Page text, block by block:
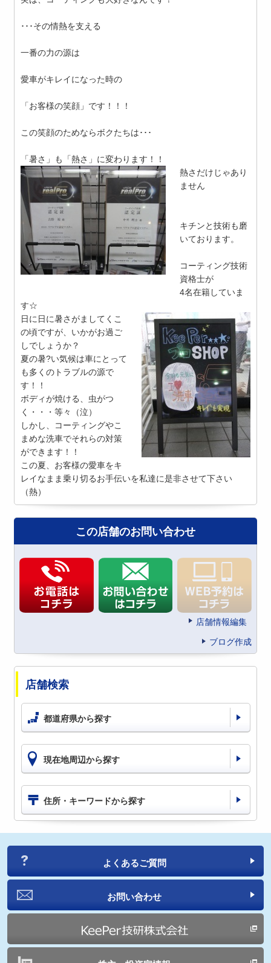
･･･その情熱を支える
一番の力の源は
愛車がキレイになった時の
「お客様の笑顔」です！！！
この笑顔のためならボクたちは･･･
「暑さ」も「熱さ」に変わります！！
熱さだけじゃあり
ません
キチンと技術も磨
いております。
コーティング技術
資格士が
4名在籍していま
す☆
日に日に暑さがましてくこ
の頃ですが、いかがお過ご
しでしょうか？
夏の暑?い気候は車にとって
も多くのトラブルの源で
す！！
ボディが焼ける、虫がつ
く・・・等々（泣）
しかし、コーティングやこ
まめな洗車でそれらの対策
ができます！！
この夏、お客様の愛車をキ
レイなまま乗り切るお手伝いを私達に是非させて下さい
（熱）
この店舗のお問い合わせ
店舗情報編集
ブログ作成
店舗検索
都道府県から探す
現在地周辺から探す
住所・キーワードから探す
よくあるご質問
お問い合わせ